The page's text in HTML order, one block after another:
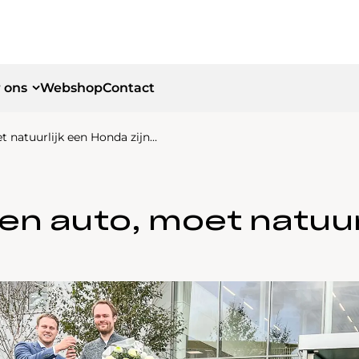
ons WebshopContact
natuurlijk een Honda zijn…
auto, moet